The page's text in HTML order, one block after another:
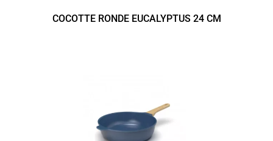
COCOTTE RONDE EUCALYPTUS 24 CM